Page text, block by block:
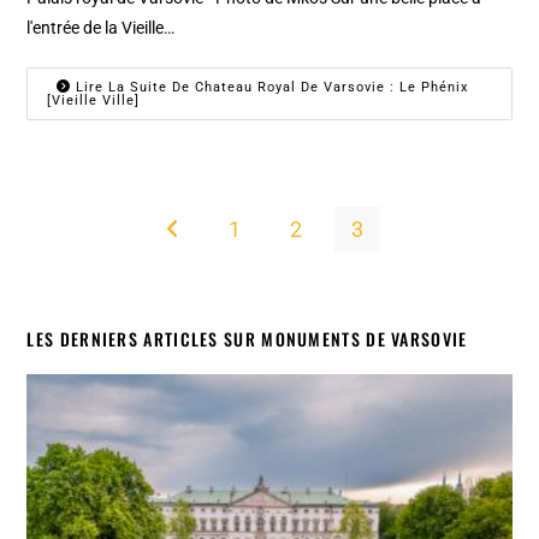
l'entrée de la Vieille…
Lire La Suite De Chateau Royal De Varsovie : Le Phénix
[Vieille Ville]
Go to the previous page
1 2 3
LES DERNIERS ARTICLES SUR MONUMENTS DE VARSOVIE